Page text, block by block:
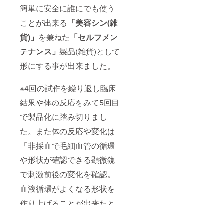
簡単に安全に誰にでも使う
ことが出来る 「美容シン(雑
貨)」 を兼ねた 「セルフメン
テナンス」 製品(雑貨)として
形にする事が出来ました。
※4回の試作を繰り返し臨床
結果や体の反応をみて5回目
で製品化に踏み切りまし
た。また体の反応や変化は
「非採血で毛細血管の循環
や形状が確認できる顕微鏡
で刺激前後の変化を確認。
血液循環がよくなる形状を
作り上げることが出来たと